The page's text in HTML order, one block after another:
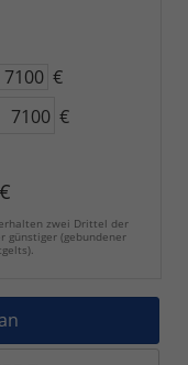
€
€
zwei Drittel der
günstiger (gebundener